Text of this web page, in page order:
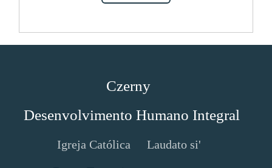
Czerny
Desenvolvimento Humano Integral
Igreja Católica Laudato si'